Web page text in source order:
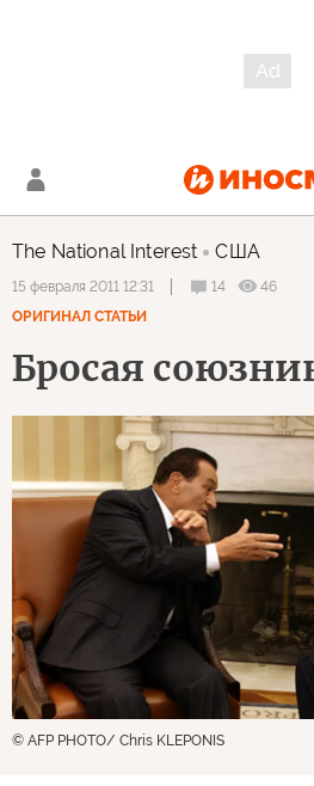
The National Interest США
15 февраля 2011 12:31 14
46
ОРИГИНАЛ СТАТЬИ
Бросая
© AFP PHOTO/ Chris KLEPONIS